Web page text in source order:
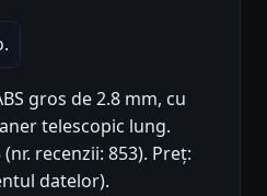
gros de 2.8 mm, cu
telescopic lung.
recenzii: 853). Preț:
datelor).